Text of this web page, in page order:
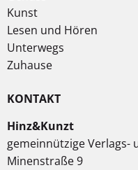
Kunst
Lesen und Hören
Unterwegs
Zuhause
KONTAKT
Hinz&Kunzt
gemeinnützige Verlags-
Minenstraße 9